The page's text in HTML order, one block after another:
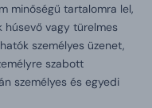
minőségű tartalomra lel,
húsevő vagy türelmes
személyes üzenet,
szabott
személyes és egyedi